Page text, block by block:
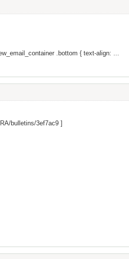
.bottom { text-align: ...
bulletins/3ef7ac9 ]